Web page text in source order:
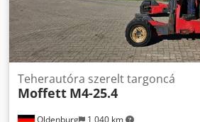
Teherautóra szerelt targoncá
Moffett M4-25.4